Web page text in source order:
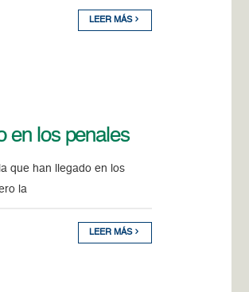
LEER MÁS
en los penales
que han llegado en los
la
LEER MÁS